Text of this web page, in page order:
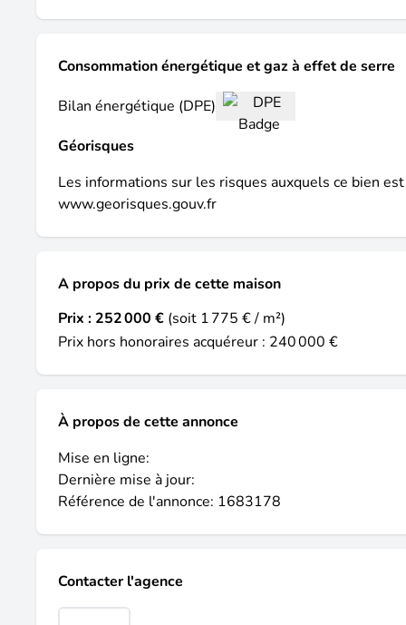
Consommation énergétique et gaz à effet de serre
Bilan énergétique (DPE)
Géorisques
Les informations sur les risques auxquels ce bien
www.georisques.gouv.fr
A propos du prix de cette maison
Prix : 252 000 € (soit 1 775 € / m²)
Prix hors honoraires acquéreur : 240 000 €
À propos de cette annonce
Mise en ligne:
Dernière mise à jour:
Référence de l'annonce: 1683178
Contacter l'agence